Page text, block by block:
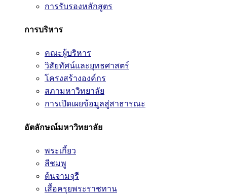
การรับรองหลักสูตร
การบริหาร
คณะผู้บริหาร
วิสัยทัศน์และยุทธศาสตร์
โครงสร้างองค์กร
สภามหาวิทยาลัย
การเปิดเผยข้อมูลสู่สาธารณะ
อัตลักษณ์มหาวิทยาลัย
พระเกี้ยว
สีชมพู
ต้นจามจุรี
เสื้อครุยพระราชทาน